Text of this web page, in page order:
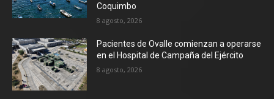
Coquimbo
8 agosto, 2026
Pacientes de Ovalle comienzan a operarse
en el Hospital de Campaña del Ejército
8 agosto, 2026